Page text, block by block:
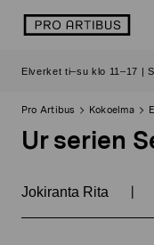
sisältöön
logo
Elverket ti–su klo 11–17 |
Pro Artibus Kokoelma
Ur serien
Jokiranta Rita |